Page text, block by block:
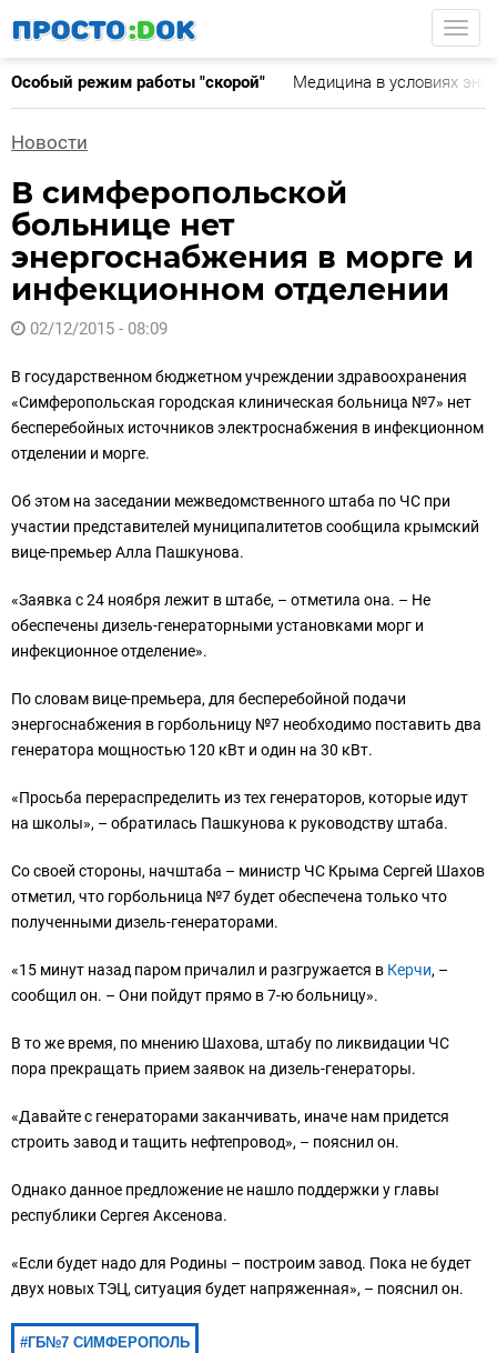
основному
содержанию
Особый режим работы "скорой" Медицина в условиях
Новости
В симферопольской
больнице нет
энергоснабжения в морге и
инфекционном отделении
02/12/2015 - 08:09
В государственном бюджетном учреждении здравоохранения
«Симферопольская городская клиническая больница №7» нет
бесперебойных источников электроснабжения в инфекционном
отделении и морге.
Об этом на заседании межведомственного штаба по ЧС при
участии представителей муниципалитетов сообщила крымский
вице-премьер Алла Пашкунова.
«Заявка с 24 ноября лежит в штабе, – отметила она. – Не
обеспечены дизель-генераторными установками морг и
инфекционное отделение».
По словам вице-премьера, для бесперебойной подачи
энергоснабжения в горбольницу №7 необходимо поставить два
генератора мощностью 120 кВт и один на 30 кВт.
«Просьба перераспределить из тех генераторов, которые идут
на школы», – обратилась Пашкунова к руководству штаба.
Со своей стороны, начштаба – министр ЧС Крыма Сергей Шахов
отметил, что горбольница №7 будет обеспечена только что
полученными дизель-генераторами.
«15 минут назад паром причалил и разгружается в Керчи, –
сообщил он. – Они пойдут прямо в 7-ю больницу».
В то же время, по мнению Шахова, штабу по ликвидации ЧС
пора прекращать прием заявок на дизель-генераторы.
«Давайте с генераторами заканчивать, иначе нам придется
строить завод и тащить нефтепровод», – пояснил он.
Однако данное предложение не нашло поддержки у главы
республики Сергея Аксенова.
«Если будет надо для Родины – построим завод. Пока не будет
двух новых ТЭЦ, ситуация будет напряженная», – пояснил он.
ГБ№7 СИМФЕРОПОЛЬ